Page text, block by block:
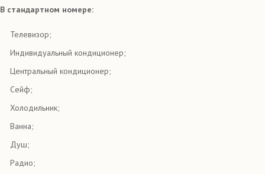
В стандартном номере:
Телевизор;
Индивидуальный кондиционер;
Центральный кондиционер;
Сейф;
Холодильник;
Ванна;
Душ;
Радио;